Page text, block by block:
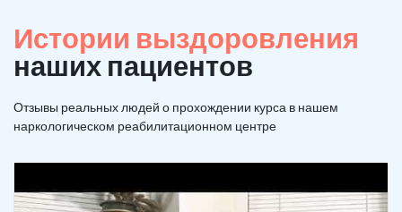
Истории выздоровления
наших пациентов
Отзывы реальных людей о прохождении курса в нашем
наркологическом реабилитационном центре